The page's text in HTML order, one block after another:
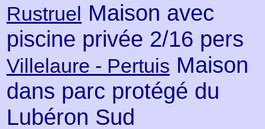
Rustruel
Maison avec
piscine privée 2/16 pers
Villelaure - Pertuis Maison
dans parc protégé du
Lubéron Sud